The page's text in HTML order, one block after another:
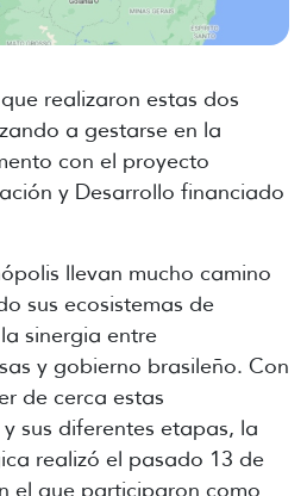
realizaron estas dos
a gestarse en la
con el proyecto
y Desarrollo financiado
llevan mucho camino
sus ecosistemas de
sinergia entre
y gobierno brasileño. Con
de cerca estas
sus diferentes etapas, la
realizó el pasado 13 de
el que participaron como